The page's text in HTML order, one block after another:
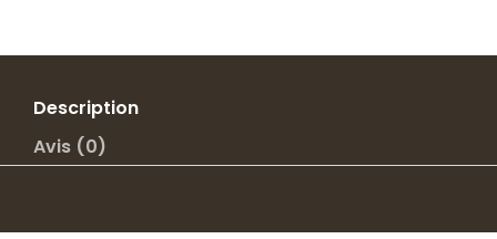
Description
Avis (0)